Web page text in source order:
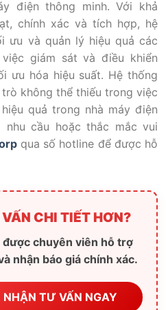
điện thông minh. Với khả
chính xác và tích hợp, hệ
ưu và quản lý hiệu quả các
giám sát và điều khiển
ưu hóa hiệu suất. Hệ thống
không thể thiếu trong việc
quả trong nhà máy điện
nhu cầu hoặc thắc mắc vui
qua số hotline để được hỗ
CHI TIẾT HƠN?
được chuyên viên hỗ trợ
nhận báo giá chính xác.
TƯ VẤN NGAY